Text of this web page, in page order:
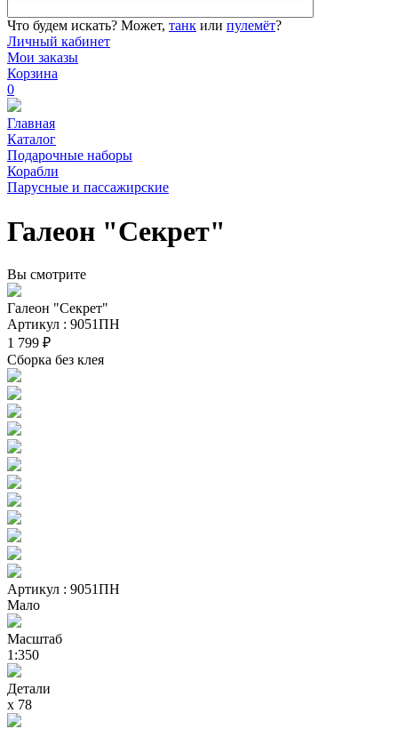
Что будем искать? Может, танк или пулемёт?
Личный кабинет
Мои заказы
Корзина
0
Главная
Каталог
Подарочные наборы
Корабли
Парусные и пассажирские
Галеон "Секрет"
Вы смотрите
Галеон "Секрет"
Артикул : 9051ПН
1 799 ₽
Сборка без клея
Артикул : 9051ПН
Мало
Масштаб
1:350
Детали
х 78